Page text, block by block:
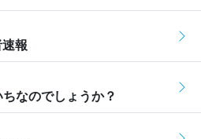
報
なのでしょうか？